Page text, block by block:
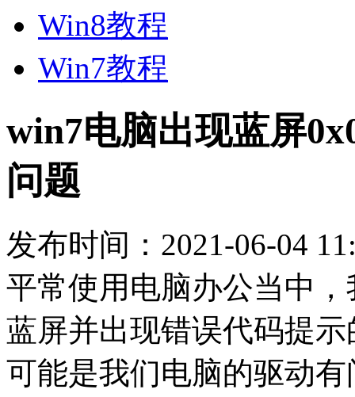
Win8教程
Win7教程
win7电脑出现蓝屏
问题
发布时间：2021-06-04
平常使用电脑办公当中
蓝屏并出现错误代码提
可能是我们电脑的驱动